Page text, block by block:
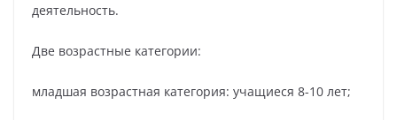
деятельность.
Две возрастные категории:
младшая возрастная категория: учащиеся 8-10 лет;